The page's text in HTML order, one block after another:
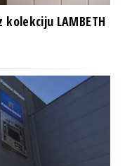
LAMBETH